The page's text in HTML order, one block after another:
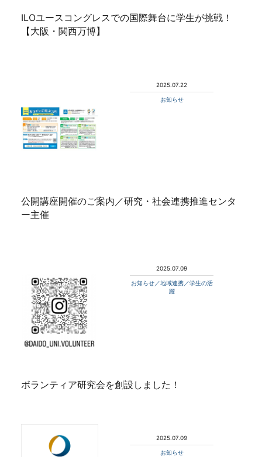
ILOユースコングレスでの国際舞台に学生が挑戦！
【大阪・関西万博】
2025.07.22
お知らせ
公開講座開催のご案内／研究・社会連携推進センタ
ー主催
2025.07.09
お知らせ／地域連携／学生の活
躍
ボランティア研究会を創設しました！
2025.07.09
お知らせ